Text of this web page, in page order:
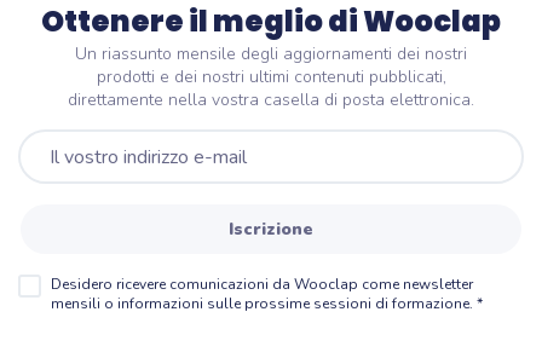
Ottenere il meglio di Wooclap
Un riassunto mensile degli aggiornamenti dei nostri
prodotti e dei nostri ultimi contenuti pubblicati,
direttamente nella vostra casella di posta elettronica.
Iscrizione
Desidero ricevere comunicazioni da Wooclap come newsletter
mensili o informazioni sulle prossime sessioni di formazione. *